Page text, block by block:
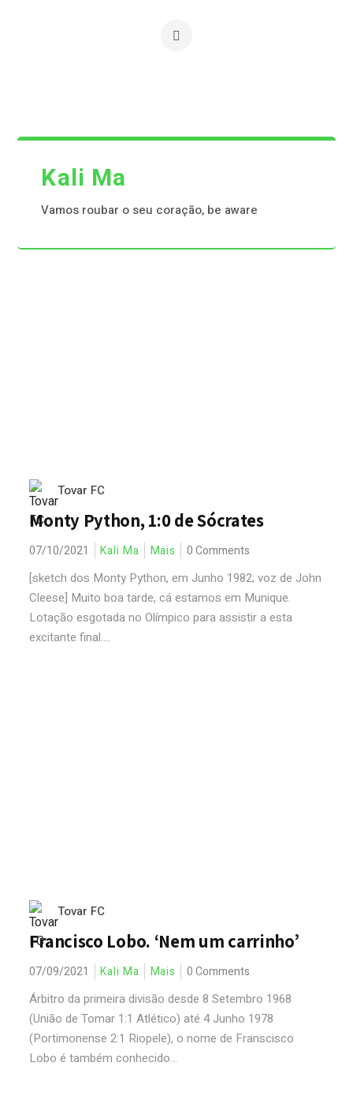
Kali Ma
Vamos roubar o seu coração, be aware
Tovar FC
Monty Python, 1:0 de Sócrates
07/10/2021 Kali Ma Mais 0 Comments
[sketch dos Monty Python, em Junho 1982; voz de John
Cleese] Muito boa tarde, cá estamos em Munique.
Lotação esgotada no Olímpico para assistir a esta
excitante final....
Tovar FC
Francisco Lobo. ‘Nem um carrinho’
07/09/2021 Kali Ma Mais 0 Comments
Árbitro da primeira divisão desde 8 Setembro 1968
(União de Tomar 1:1 Atlético) até 4 Junho 1978
(Portimonense 2:1 Riopele), o nome de Franscisco
Lobo é também conhecido...